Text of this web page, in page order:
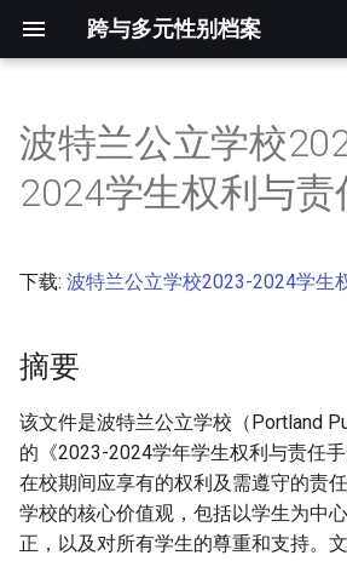
跨与多元性别档案
入
以
开
摘要
波特兰公立学校
2024学生权利与责
下载: 波特兰公立学校2023-2024学生
摘要
该文件是波特兰公立学校（Portland
的《2023-2024学年学生权利与责任
在校期间应享有的权利及需遵守的责
学校的核心价值观，包括以学生为中
正，以及对所有学生的尊重和支持。